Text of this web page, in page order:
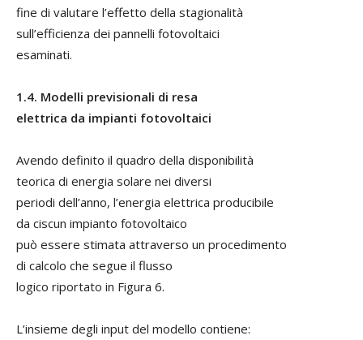
fine di valutare l’effetto della stagionalità
sull’efficienza dei pannelli fotovoltaici
esaminati.
1.4. Modelli previsionali di resa
elettrica da impianti fotovoltaici
Avendo definito il quadro della disponibilità
teorica di energia solare nei diversi
periodi dell’anno, l’energia elettrica producibile
da ciscun impianto fotovoltaico
può essere stimata attraverso un procedimento
di calcolo che segue il flusso
logico riportato in Figura 6.
L’insieme degli input del modello contiene: